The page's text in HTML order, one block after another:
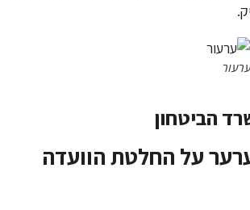
ערעור
הביטחון
על החלטת הוועדה